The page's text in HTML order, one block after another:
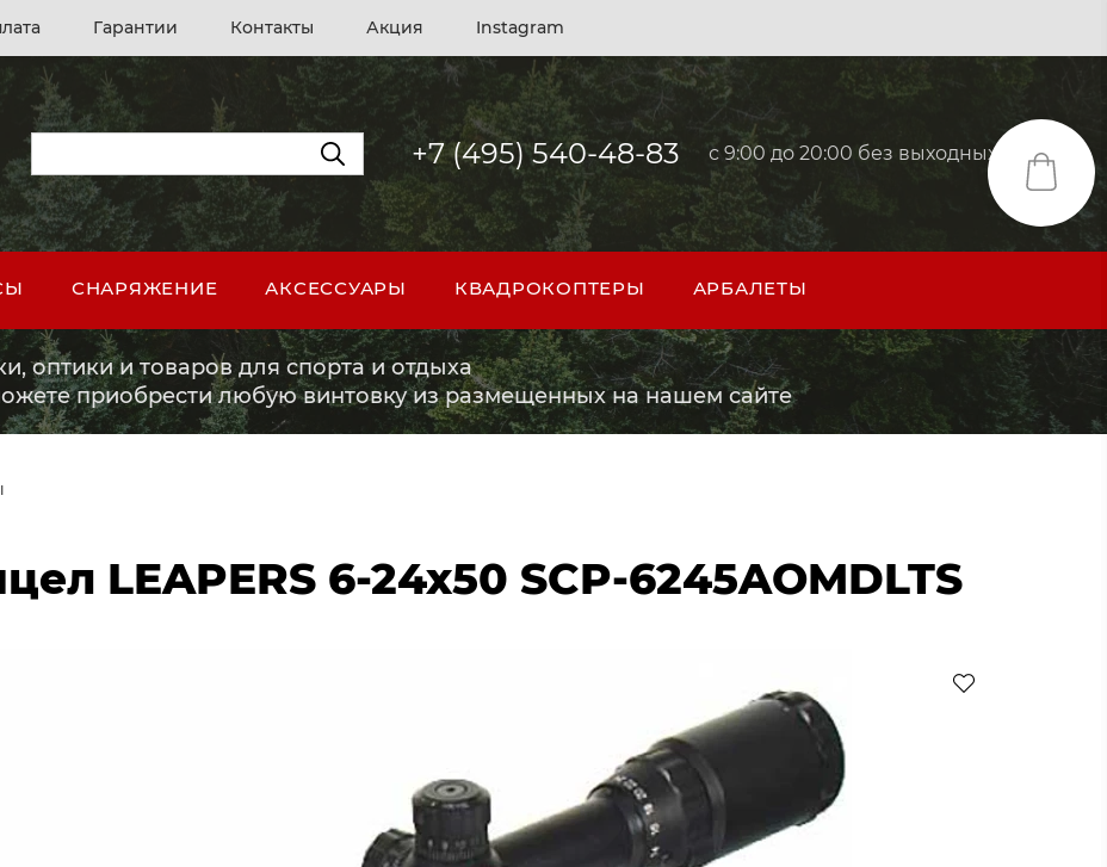
Гарантии Контакты Акция Instagram
+7 (495) 540-48-83 с 9:00 до 20:00 без выходных
СНАРЯЖЕНИЕ АКСЕССУАРЫ КВАДРОКОПТЕРЫ АРБАЛЕТЫ
оптики и товаров для спорта и отдыха
приобрести любую винтовку из размещенных на нашем сайте
LEAPERS 6-24x50 SCP-6245AOMDLTS